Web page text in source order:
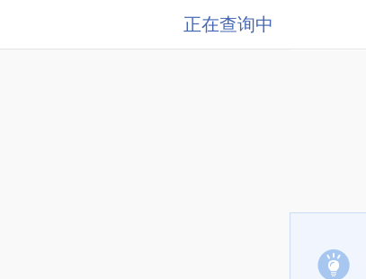
正在查询中